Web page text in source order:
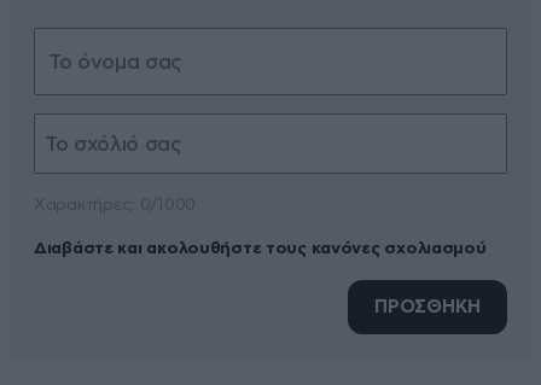
Διαβάστε και ακολουθήστε τους κανόνες σχολιασμού
ΠΡΟΣΘΗΚΗ